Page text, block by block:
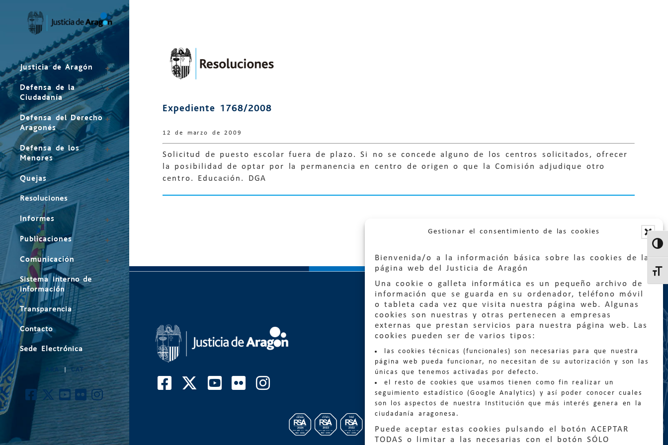
Gestionar el consentimiento de las cookies
Bienvenida/o a la información básica sobre las cookies de la
página web del Justicia de Aragón
Una cookie o galleta informática es un pequeño archivo de
información que se guarda en su ordenador, teléfono móvil
o tableta cada vez que visita nuestra página web. Algunas
cookies son nuestras y otras pertenecen a empresas
externas que prestan servicios para nuestra página web. Las
cookies pueden ser de varios tipos:
las cookies técnicas (funcionales) son necesarias para que nuestra
página web pueda funcionar, no necesitan de su autorización y son las
únicas que tenemos activadas por defecto.
el resto de cookies que usamos tienen como fin realizar un
seguimiento estadístico (Google Analytics) y así poder conocer cuales
son los aspectos de nuestra Institución que más interés genera en la
ciudadanía aragonesa.
Puede aceptar estas cookies pulsando el botón ACEPTAR
TODAS o limitar a las necesarias con el botón SÓLO
Justicia de Aragón
Defensa de la
Ciudadanía
Defensa del Derecho
Aragonés
Defensa de los
Menores
Quejas
Resoluciones
Informes
Publicaciones
Comunicación
Sistema interno de
información
Transparencia
Contacto
Sede Electrónica
|CAT
Expediente 1768/2008
12 de marzo de 2009
Solicitud de puesto escolar fuera de plazo. Si no se concede alguno de los centros solicitados, ofrecer
la posibilidad de optar por la permanencia en centro de origen o que la Comisión adjudique otro
centro. Educación. DGA
Quejas:quejas@eljusticiadearagon.es
Información general:
informacion@eljusticiadearagon.es
Teléfonos: 900 210 210/ 976 399 354